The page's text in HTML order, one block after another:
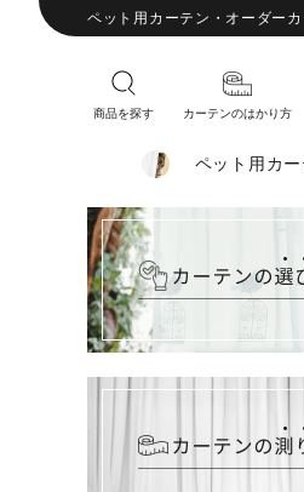
ペット用カーテン・オーダー
商品を探す カーテンのはかり方
ペット用カー